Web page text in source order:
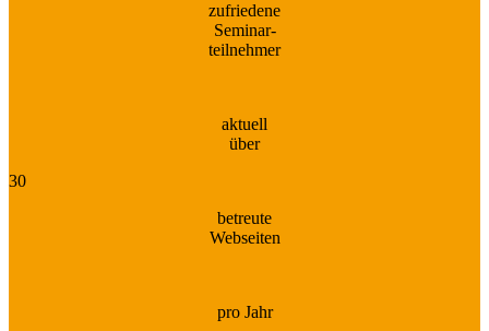
zufriedene
Seminar-
teilnehmer
aktuell
über
30
betreute
Webseiten
pro Jahr